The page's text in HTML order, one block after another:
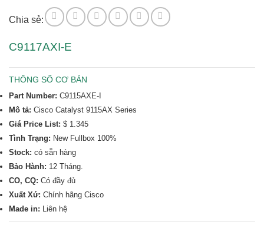
Chia sẻ:
C9117AXI-E
THÔNG SỐ CƠ BẢN
Part Number: C9115AXE-I
Mô tả: Cisco Catalyst 9115AX Series
Giá Price List: $ 1.345
Tình Trạng: New Fullbox 100%
Stock: có sẵn hàng
Bảo Hành: 12 Tháng.
CO, CQ: Có đầy đủ
Xuất Xứ: Chính hãng Cisco
Made in: Liên hệ